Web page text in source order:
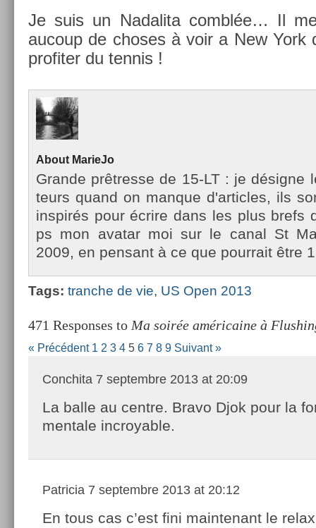
Je suis un Nadalita comblée… Il
aucoup de choses à voir a New York
pro­fit­er du ten­nis !
About MarieJo
Gran­de prêtres­se de 15-LT : je désigne
teurs quand on man­que d'ar­ticles, ils
in­spirés pour écrire dans les plus brefs
ps mon avatar moi sur le canal St
2009, en pen­sant à ce que pour­rait être
Tags: tranche de vie, US Open 2013
471 Responses to Ma soirée américaine à
« Précédent 1 2 3 4 5 6 7 8 9 Suivant »
Conchita 7 septembre 2013 at 20:09
La balle au centre. Bravo Djok pour la
mentale incroyable.
Patricia 7 septembre 2013 at 20:12
En tous cas c’est fini maintenant le